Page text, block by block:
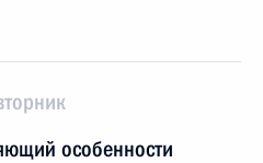
особенности